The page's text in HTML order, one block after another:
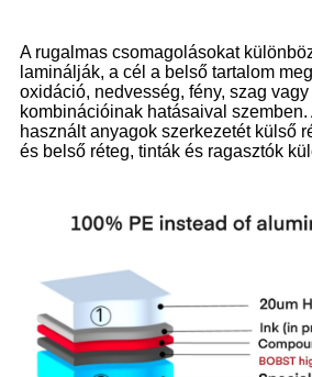
A rugalmas csomagolásokat
laminálják, a cél a belső tartalom
oxidáció, nedvesség, fény, szag
kombinációinak hatásaival
használt anyagok szerkezetét külső
és belső réteg, tinták és ragasztók